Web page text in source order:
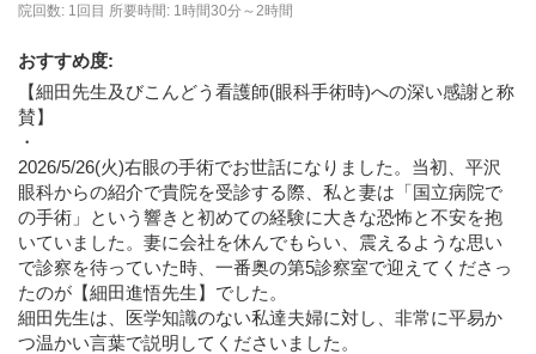
院回数: 1回目 所要時間: 1時間30分～2時間
おすすめ度:
【細田先生及びこんどう看護師(眼科手術時)への深い感謝と称
賛】
・
2026/5/26(火)右眼の手術でお世話になりました。当初、平沢
眼科からの紹介で貴院を受診する際、私と妻は「国立病院で
の手術」という響きと初めての経験に大きな恐怖と不安を抱
いていました。妻に会社を休んでもらい、震えるような思い
で診察を待っていた時、一番奥の第5診察室で迎えてくださっ
たのが【細田進悟先生】でした。
細田先生は、医学知識のない私達夫婦に対し、非常に平易か
つ温かい言葉で説明してくださいました。